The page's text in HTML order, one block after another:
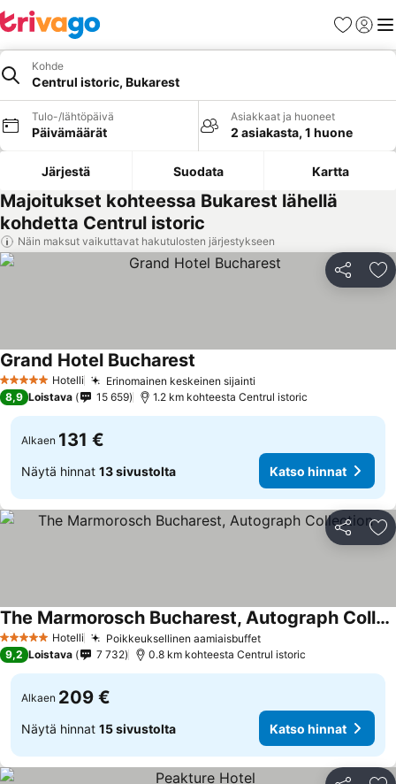
Suosikit
Kohde
Centrul istoric, Bukarest
Tulo-/lähtöpäivä
Päivämäärät
Asiakkaat ja huoneet
2 asiakasta, 1 huone
Järjestä Suodata Kartta
Majoitukset kohteessa Bukarest lähellä
kohdetta Centrul istoric
Näin maksut vaikuttavat hakutulosten järjestykseen
Jaa
5 Tähtiluokitus
Hotelli Erinomainen keskeinen sijainti
Grand Hotel Bucharest
8,9 Loistava 15 659 1.2 km kohteesta Centrul istoric
Alkaen 131 €
Näytä hinnat 13 sivustolta Katso hinnat
Jaa
5 Tähtiluokitus
Hotelli Poikkeuksellinen aamiaisbuffet
The Marmorosch Bucharest, Autograph Collection
9,2 Loistava 7 732 0.8 km kohteesta Centrul istoric
Alkaen 209 €
Näytä hinnat 15 sivustolta Katso hinnat